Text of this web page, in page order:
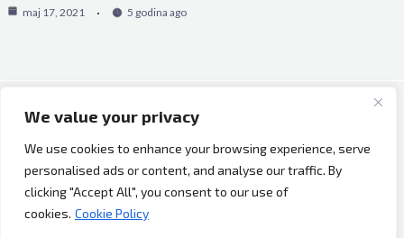
We value your privacy
We use cookies to enhance your browsing experience, serve
personalised ads or content, and analyse our traffic. By
clicking "Accept All", you consent to our use of
cookies. Cookie Policy
maj 17, 2021 5 godina ago
Copyright © 2026 Bh Dijaspora.
O nama
Marketing
Uslovi korištenja